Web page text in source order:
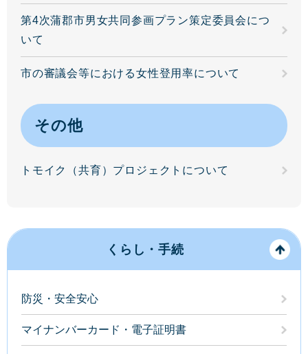
第4次蒲郡市男女共同参画プラン策定委員会につ
いて
市の審議会等における女性登用率について
その他
トモイク（共育）プロジェクトについて
くらし・手続
防災・安全安心
マイナンバーカード・電子証明書